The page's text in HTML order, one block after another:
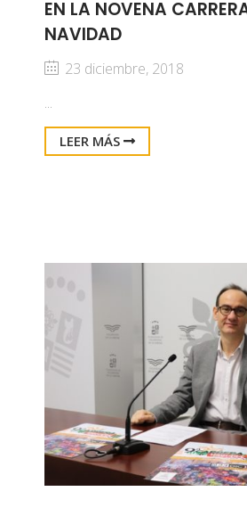
EN LA NOVENA
NAVIDAD
23 diciembre, 2018
...
LEER MÁS